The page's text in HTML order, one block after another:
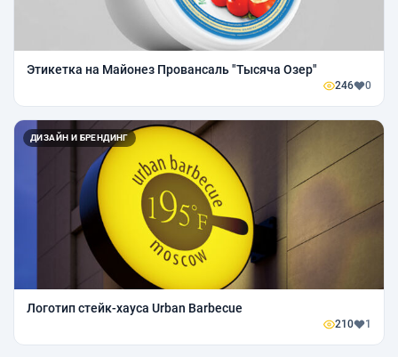
Этикетка на Майонез Провансаль "Тысяча Озер"
246 0
ДИЗАЙН И БРЕНДИНГ
Логотип стейк-хауса Urban Barbecue
210 1